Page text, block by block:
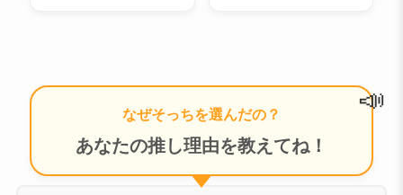
なぜそっちを選んだの？
あなたの推し理由を教えてね！
📣